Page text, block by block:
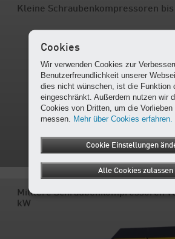
Kleine Schraubenkompressoren bis
Mittlere Schraubenkompressoren
kW
Cookies
Wir verwenden Cookies zur
Benutzerfreundlichkeit unserer
dies nicht wünschen, ist die Funktion
eingeschränkt. Außerdem nutzen wir
Cookies von Dritten, um die
messen. Mehr über Cookies erfahren.
Cookie Einstellungen
Alle Cookies zulassen